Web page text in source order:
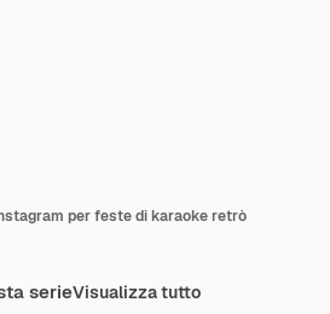
per feste di karaoke retrò
serieVisualizza tutto